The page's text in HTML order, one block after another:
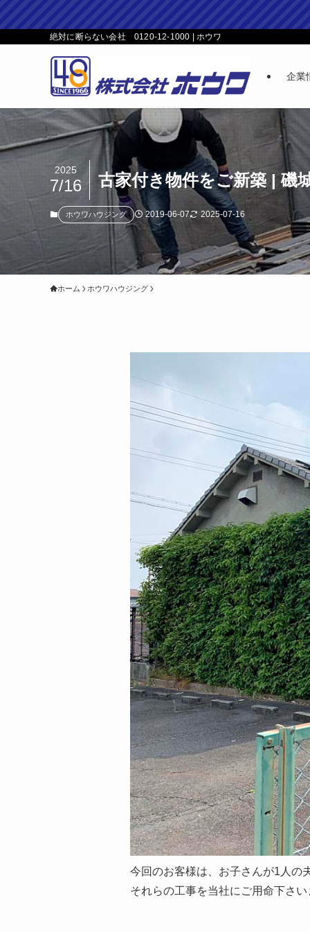
絶対に断らない会社 0120-12-1000 | ホウワ
企業
古家付き物件をご新築 | 磯
2025
7/16
ホウワハウジング 2019-06-07 2025-07-16
ホーム ホウワハウジング
今回のお客様は、お子さんが1人の
それらの工事を当社にご用命下さ